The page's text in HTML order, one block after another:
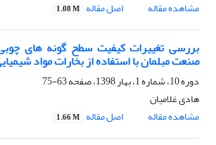
مشاهده مقاله
اصل مقاله 1.08 M
بررسی تغییرات کیفیت سطح گونه های
صنعت مبلمان با استفاده از بخارات مواد
دوره 10، شماره 1، بهار 1398، صفحه
63-75
هادی غلامیان
مشاهده مقاله
اصل مقاله 1.66 M